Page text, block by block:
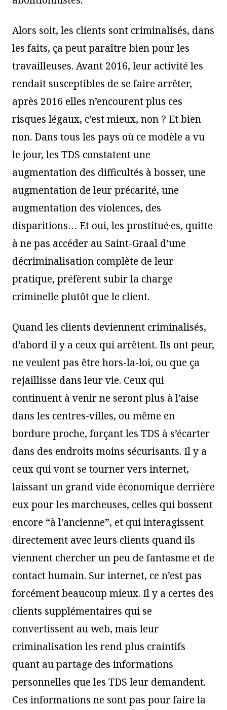
Alors soit, les clients sont criminalisés, dans
les faits, ça peut paraître bien pour les
travailleuses. Avant 2016, leur activité les
rendait susceptibles de se faire arrêter,
après 2016 elles n’encourent plus ces
risques légaux, c’est mieux, non ? Et bien
non. Dans tous les pays où ce modèle a vu
le jour, les TDS constatent une
augmentation des difficultés à bosser, une
augmentation de leur précarité, une
augmentation des violences, des
disparitions… Et oui, les prostitué·es, quitte
à ne pas accéder au Saint-Graal d’une
décriminalisation complète de leur
pratique, préfèrent subir la charge
criminelle plutôt que le client.
Quand les clients deviennent criminalisés,
d’abord il y a ceux qui arrêtent. Ils ont peur,
ne veulent pas être hors-la-loi, ou que ça
rejaillisse dans leur vie. Ceux qui
continuent à venir ne seront plus à l’aise
dans les centres-villes, ou même en
bordure proche, forçant les TDS à s’écarter
dans des endroits moins sécurisants. Il y a
ceux qui vont se tourner vers internet,
laissant un grand vide économique derrière
eux pour les marcheuses, celles qui bossent
encore “à l’ancienne”, et qui interagissent
directement avec leurs clients quand ils
viennent chercher un peu de fantasme et de
contact humain. Sur internet, ce n’est pas
forcément beaucoup mieux. Il y a certes des
clients supplémentaires qui se
convertissent au web, mais leur
criminalisation les rend plus craintifs
quant au partage des informations
personnelles que les TDS leur demandent.
Ces informations ne sont pas pour faire la